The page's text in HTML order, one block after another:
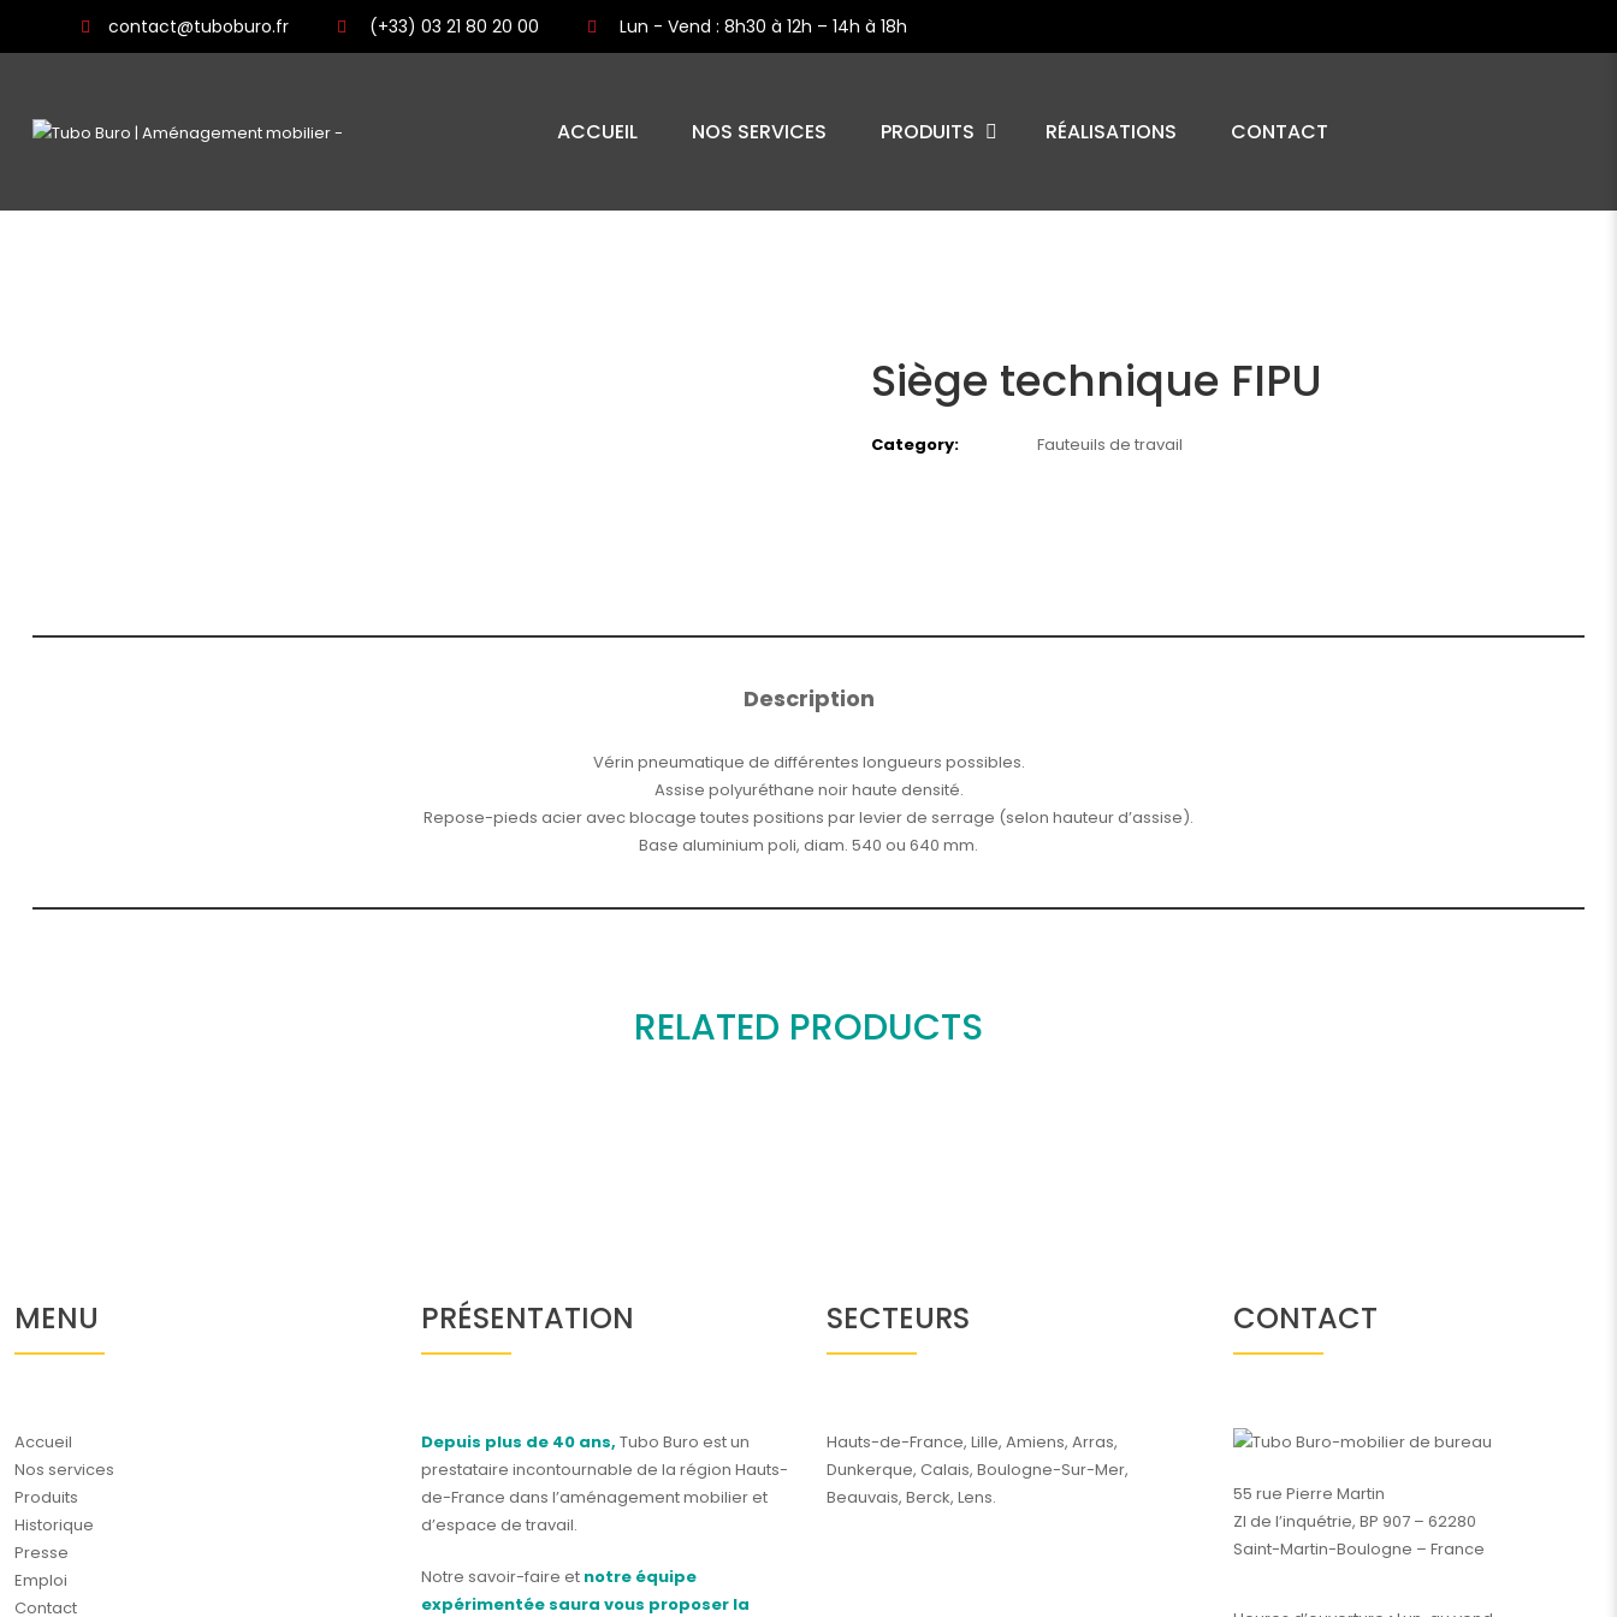
contact@tuboburo.fr (+33) 03 21 80 20 00 Lun - Vend : 8h30 à 12h – 14h à 18h
ACCUEIL NOS SERVICES PRODUITS RÉALISATIONS CONTACT
Siège technique FIPU
Category: Fauteuils de travail
Description
Vérin pneumatique de différentes longueurs possibles.
Assise polyuréthane noir haute densité.
Repose-pieds acier avec blocage toutes positions par levier de serrage (selon hauteur d’assise).
Base aluminium poli, diam. 540 ou 640 mm.
RELATED PRODUCTS
MENU
Accueil
Nos services
Produits
Historique
Presse
Emploi
Contact
PRÉSENTATION
Depuis plus de 40 ans, Tubo Buro est un
prestataire incontournable de la région Hauts-
de-France dans l’aménagement mobilier et
d’espace de travail.
Notre savoir-faire etnotre équipe
expérimentée saura vous proposer la
SECTEURS
Hauts-de-France, Lille, Amiens, Arras,
Dunkerque, Calais, Boulogne-Sur-Mer,
Beauvais, Berck, Lens.
CONTACT
55 rue Pierre Martin
ZI de l’inquétrie, BP 907 – 62280
Saint-Martin-Boulogne – France